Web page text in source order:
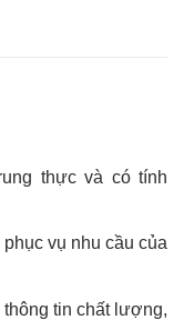
thực và có tính
vụ nhu cầu của
tin chất lượng,